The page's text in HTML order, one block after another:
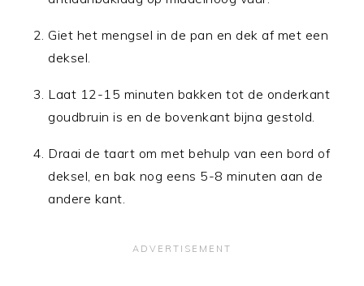
Giet het mengsel in de pan en dek af met een
deksel.
Laat 12-15 minuten bakken tot de onderkant
goudbruin is en de bovenkant bijna gestold.
Draai de taart om met behulp van een bord of
deksel, en bak nog eens 5-8 minuten aan de
andere kant.